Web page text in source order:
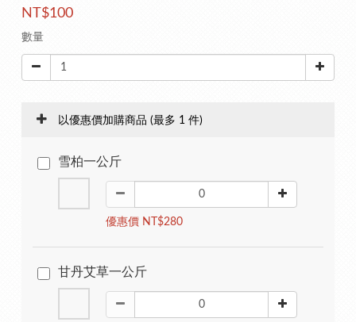
NT$100
數量
以優惠價加購商品 (最多 1 件)
雪柏一公斤
優惠價 NT$280
甘丹艾草一公斤